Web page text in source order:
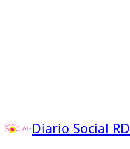
Diario Social RD